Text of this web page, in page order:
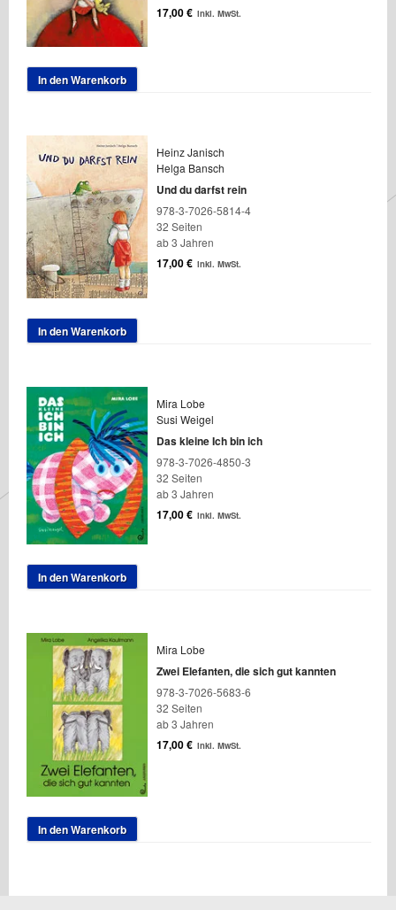
17,00€ inkl. MwSt.
In den Warenkorb
Heinz Janisch
Helga Bansch
Und du darfst rein
978-3-7026-5814-4
32 Seiten
ab 3 Jahren
17,00€ inkl. MwSt.
In den Warenkorb
Mira Lobe
Susi Weigel
Das kleine Ich bin ich
978-3-7026-4850-3
32 Seiten
ab 3 Jahren
17,00€ inkl. MwSt.
In den Warenkorb
Mira Lobe
Zwei Elefanten, die sich gut kannten
978-3-7026-5683-6
32 Seiten
ab 3 Jahren
17,00€ inkl. MwSt.
In den Warenkorb